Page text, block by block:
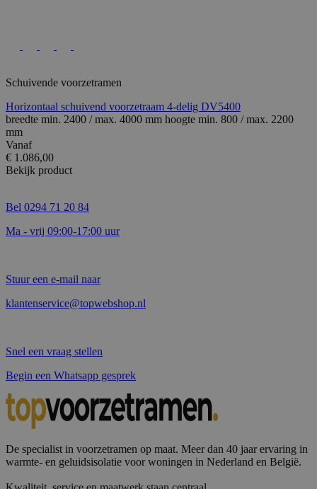
Schuivende voorzetramen
Horizontaal schuivend voorzetraam 4-delig DV5400
breedte min. 2400 / max. 4000 mm hoogte min. 800 / max. 2200
mm
Vanaf
€ 1.086,00
Bekijk product
Bel 0294 71 20 84
Ma - vrij 09:00-17:00 uur
Stuur een e-mail naar
klantenservice@topwebshop.nl
Snel een vraag stellen
Begin een Whatsapp gesprek
De specialist in voorzetramen op maat. Meer dan 40 jaar ervaring in
warmte- en geluidsisolatie voor woningen in Nederland en België.